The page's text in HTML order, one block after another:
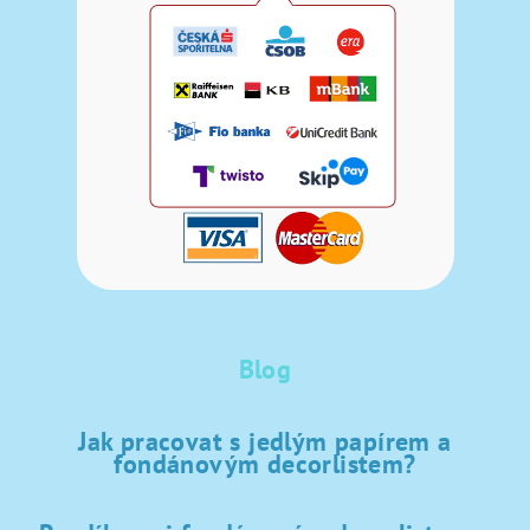
Blog
Jak pracovat s jedlým papírem a
fondánovým decorlistem?